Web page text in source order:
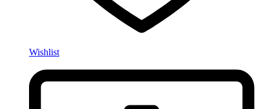
Wishlist